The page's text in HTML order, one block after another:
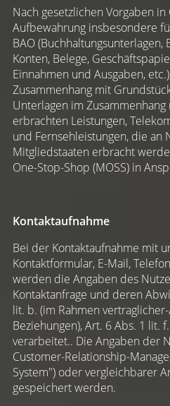
Nach gesetzlichen Vorgaben
Aufbewahrung insbesondere
BAO (Buchhaltungsunterlagen,
Konten, Belege,
Einnahmen und Ausgaben,
Zusammenhang mit
Unterlagen im
erbrachten Leistungen,
und Fernsehleistungen, die an
Mitgliedstaaten erbracht
One-Stop-Shop (MOSS) in
Kontaktaufnahme
Bei der Kontaktaufnahme mit
Kontaktformular, E-Mail,
werden die Angaben des
Kontaktanfrage und deren
lit. b. (im Rahmen
Beziehungen), Art. 6 Abs. 1 lit.
verarbeitet.. Die Angaben der
Customer-Relationship-
System") oder vergleichbarer
gespeichert werden.